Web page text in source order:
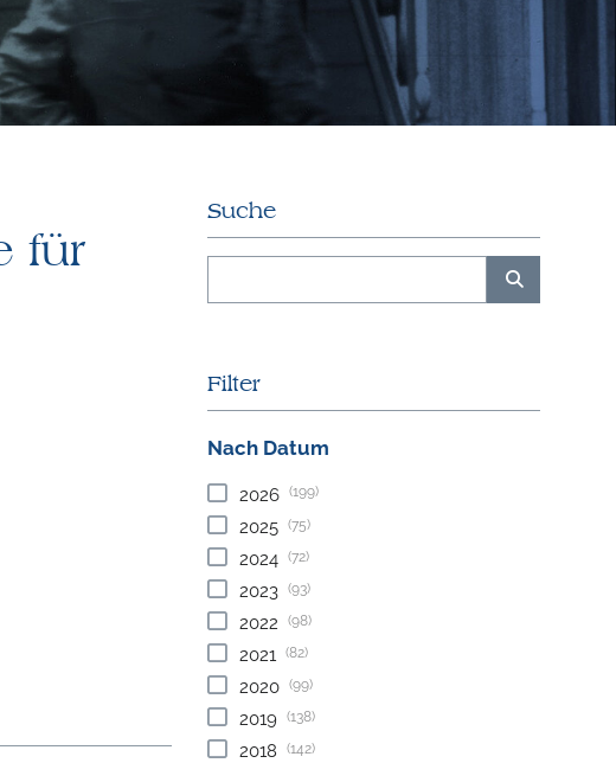
für
Suche
Filter
Nach Datum
2026 (199)
2025 (75)
2024 (72)
2023 (93)
2022 (98)
2021 (82)
2020 (99)
2019 (138)
2018 (142)